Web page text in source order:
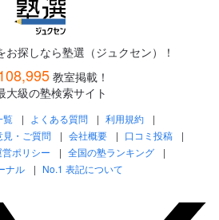
お探しなら塾選（ジュクセン）！
教室掲載！
大級の塾検索サイト
覧 よくある質問
利用規約
見・ご質問 会社概要
口コミ投稿
営ポリシー
全国の塾ランキング
ナル
No.1 表記について